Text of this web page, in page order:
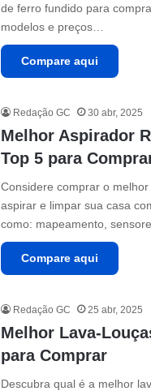
de ferro fundido para
modelos e preços…
Compare aqui
Redação GC 30 abr, 2025
Melhor Aspirador
Top 5 para
Considere comprar o
aspirar e limpar sua casa
como: mapeamento,
Compare aqui
Redação GC 25 abr, 2025
Melhor Lava-
para Comprar
Descubra qual é a melhor